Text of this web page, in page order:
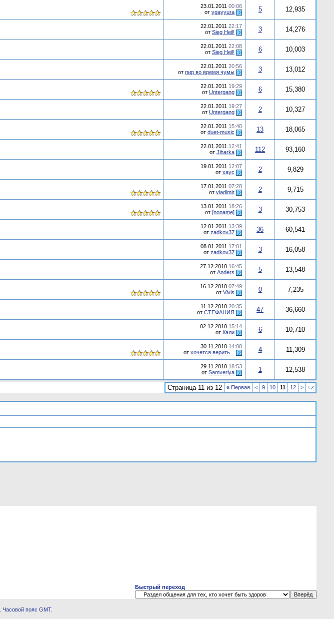
23.01.2011 00:06
от ygayyura 5 12,935
22.01.2011 22:17
от Sieg Heil! 3 14,276
22.01.2011 22:08
от Sieg Heil! 6 10,003
22.01.2011 20:56
от пир во время чумы 3 13,012
22.01.2011 19:29
от Untergang 6 15,380
22.01.2011 19:27
от Untergang 2 10,327
22.01.2011 15:40
от duet-music 13 18,065
22.01.2011 12:41
от Jiharka 112 93,160
19.01.2011 12:07
от хаус 2 9,829
17.01.2011 07:28
от vladimir 2 9,715
13.01.2011 18:26
от [noname] 3 30,753
12.01.2011 13:39
от zadkov37 36 60,541
08.01.2011 17:01
от zadkov37 3 16,058
27.12.2010 16:45
от Anders 5 13,548
16.12.2010 07:49
от Vivis 0 7,235
11.12.2010 20:35
от СТЕФАНИЯ 47 36,660
02.12.2010 15:14
от Кали 6 10,710
30.11.2010 14:08
от хочется верить... 4 11,309
29.11.2010 18:53
от Samveriya 1 12,538
Страница 11 из 12 « Первая < 9 10 11 12 >
Быстрый переход
. Часовой пояс GMT.